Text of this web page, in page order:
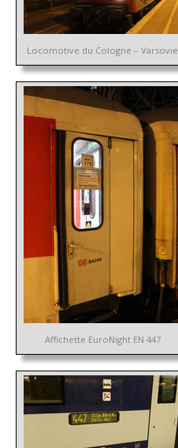
Locomotive du Cologne – Varsovie
Affichette EuroNight EN 447